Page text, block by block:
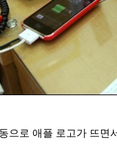
으로 애플 로고가 뜨면